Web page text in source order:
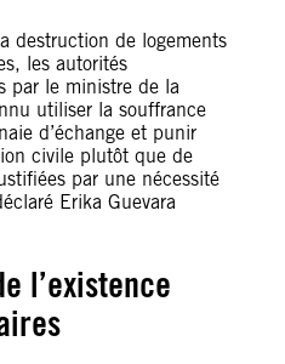
destruction de logements
les autorités
par le ministre de la
utiliser la souffrance
d’échange et punir
civile plutôt que de
par une nécessité
Erika Guevara
l’existence